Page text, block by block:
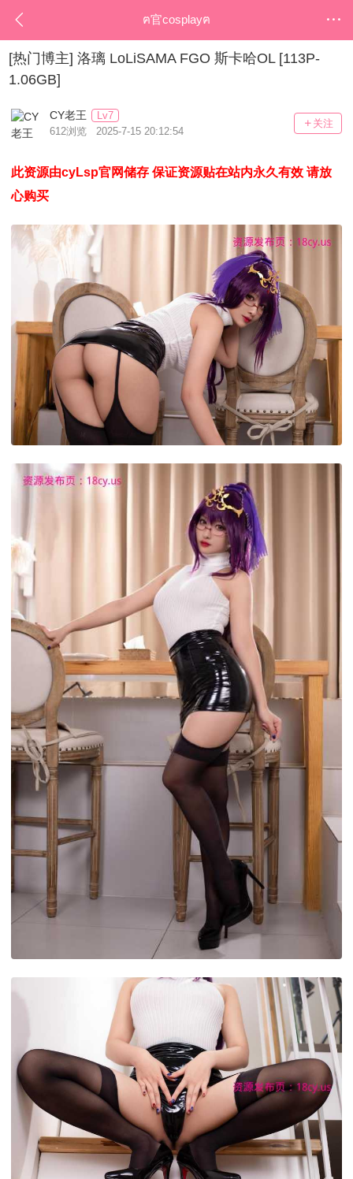
ฅ官cosplayฅ
[热门博主] 洛璃 LoLiSAMA FGO 斯卡哈OL [113P-
1.06GB]
CY老王
Lv7
612浏览 2025-7-15 20:12:54
关注
此资源由cyLsp官网储存 保证资源贴在站内永久有效 请放
心购买